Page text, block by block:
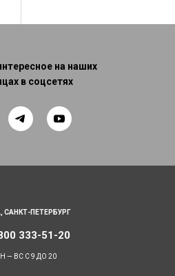
на наших
в соцсетях
САНКТ-ПЕТЕРБУРГ
333-51-20
— ВС С 9 ДО 20